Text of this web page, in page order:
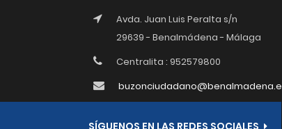
Avda. Juan Luis Peralta s/n
29639 - Benalmádena - Málaga
Centralita : 952579800
SÍGUENOS EN LAS REDES SOCIALES